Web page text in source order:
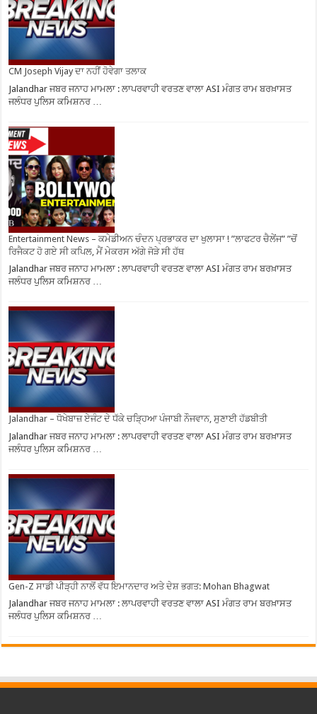
CM Joseph Vijay ਦਾ ਨਹੀਂ ਹੋਵੇਗਾ ਤਲਾਕ
Jalandhar ਜਬਰ ਜਨਾਹ ਮਾਮਲਾ : ਲਾਪਰਵਾਹੀ ਵਰਤਣ ਵਾਲਾ ASI ਮੰਗਤ ਰਾਮ ਬਰਖ਼ਾਸਤ
ਜਲੰਧਰ ਪੁਲਿਸ ਕਮਿਸ਼ਨਰ …
Entertainment News – ਕਮੇਡੀਅਨ ਚੰਦਨ ਪ੍ਰਭਾਕਰ ਦਾ ਖੁਲਾਸਾ ! ”ਲਾਫਟਰ ਚੈਲੇਂਜ” ”ਚੋਂ
ਰਿਜੈਕਟ ਹੋ ਗਏ ਸੀ ਕਪਿਲ, ਮੈਂ ਮੇਕਰਸ ਅੱਗੇ ਜੋੜੇ ਸੀ ਹੱਥ
Jalandhar ਜਬਰ ਜਨਾਹ ਮਾਮਲਾ : ਲਾਪਰਵਾਹੀ ਵਰਤਣ ਵਾਲਾ ASI ਮੰਗਤ ਰਾਮ ਬਰਖ਼ਾਸਤ
ਜਲੰਧਰ ਪੁਲਿਸ ਕਮਿਸ਼ਨਰ …
Jalandhar – ਧੋਖੇਬਾਜ਼ ਏਜੰਟ ਦੇ ਧੱਕੇ ਚੜ੍ਹਿਆ ਪੰਜਾਬੀ ਨੌਜਵਾਨ, ਸੁਣਾਈ ਹੱਡਬੀਤੀ
Jalandhar ਜਬਰ ਜਨਾਹ ਮਾਮਲਾ : ਲਾਪਰਵਾਹੀ ਵਰਤਣ ਵਾਲਾ ASI ਮੰਗਤ ਰਾਮ ਬਰਖ਼ਾਸਤ
ਜਲੰਧਰ ਪੁਲਿਸ ਕਮਿਸ਼ਨਰ …
Gen-Z ਸਾਡੀ ਪੀੜ੍ਹੀ ਨਾਲੋਂ ਵੱਧ ਇਮਾਨਦਾਰ ਅਤੇ ਦੇਸ਼ ਭਗਤ: Mohan Bhagwat
Jalandhar ਜਬਰ ਜਨਾਹ ਮਾਮਲਾ : ਲਾਪਰਵਾਹੀ ਵਰਤਣ ਵਾਲਾ ASI ਮੰਗਤ ਰਾਮ ਬਰਖ਼ਾਸਤ
ਜਲੰਧਰ ਪੁਲਿਸ ਕਮਿਸ਼ਨਰ …